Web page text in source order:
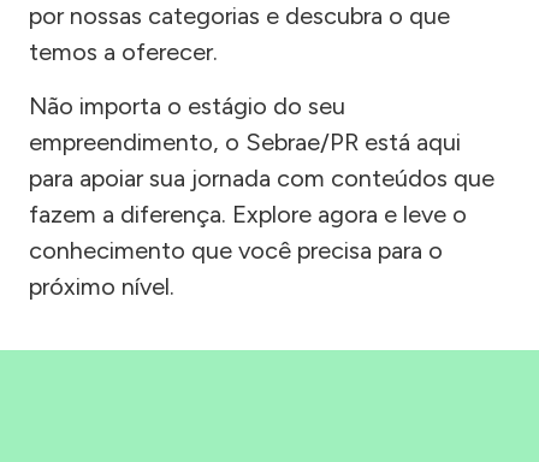
por nossas categorias e descubra o que
temos a oferecer.
Não importa o estágio do seu
empreendimento, o Sebrae/PR está aqui
para apoiar sua jornada com conteúdos que
fazem a diferença. Explore agora e leve o
conhecimento que você precisa para o
próximo nível.